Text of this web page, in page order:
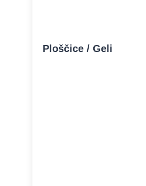
Ploščice / Geli